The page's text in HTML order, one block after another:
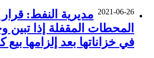
2021-06-26 مديرية النفط:
المحطات المقفلة إذا
في خزاناتها بعد إلزامها بيع